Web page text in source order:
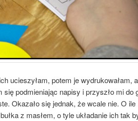
ucieszyłam, potem je wydrukowałam,
się podmieniając napisy i przyszło mi do
Okazało się jednak, że wcale nie. O ile
z masłem, o tyle układanie ich tak